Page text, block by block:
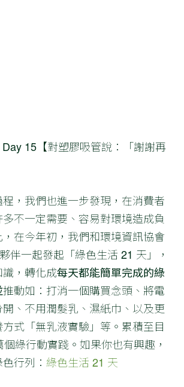
15【對塑膠吸管說：「謝謝再
，我們也進一步發現，在消費者
不一定需要、容易對環境造成負
在今年初，我們和環境資訊協會
伴一起發起「綠色生活 21 天」，
，轉化成每天都能簡單完成的綠
推動如：打消一個購買念頭、將電
、不用潤髮乳、濕紙巾、以及更
式「無乳液實驗」等。累積至目
綠行動實踐。如果你也有興趣，
行列： 綠色生活 21 天